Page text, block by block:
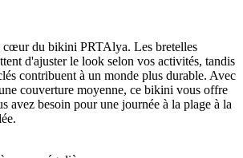
cœur du bikini PRTAlya. Les bretelles
d'ajuster le look selon vos activités, tandis
contribuent à un monde plus durable. Avec
couverture moyenne, ce bikini vous offre
avez besoin pour une journée à la plage à la